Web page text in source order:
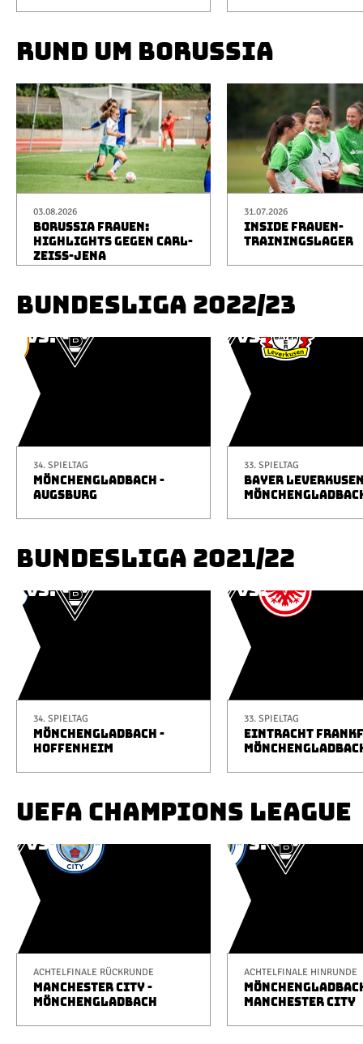
RUND UM BORUSSIA
03.08.2026
BORUSSIA FRAUEN:
HIGHLIGHTS GEGEN CARL-
ZEISS-JENA
31.07.2026
INSIDE FRAUEN-
TRAININGSLAGER
BUNDESLIGA 2022/23
34. SPIELTAG
MÖNCHENGLADBACH -
AUGSBURG
33. SPIELTAG
BAYER
BUNDESLIGA 2021/22
34. SPIELTAG
MÖNCHENGLADBACH -
HOFFENHEIM
33. SPIELTAG
EINTRACHT
UEFA CHAMPIONS LEAGUE
ACHTELFINALE RÜCKRUNDE
MANCHESTER CITY -
MÖNCHENGLADBACH
ACHTELFINALE HINRUNDE
MANCHESTER CITY